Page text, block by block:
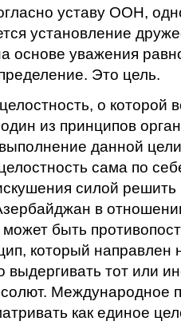
уставу ООН,
установление
основе уважения
Это цель.
о которой
из принципов
данной
сама по
силой решить
в
быть
который направлен
выдергивать тот или
Международное
как единое